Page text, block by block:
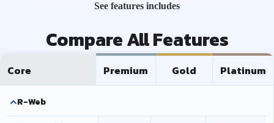
See features includes
Compare All Features
Core Premium Gold Platinum
R-Web